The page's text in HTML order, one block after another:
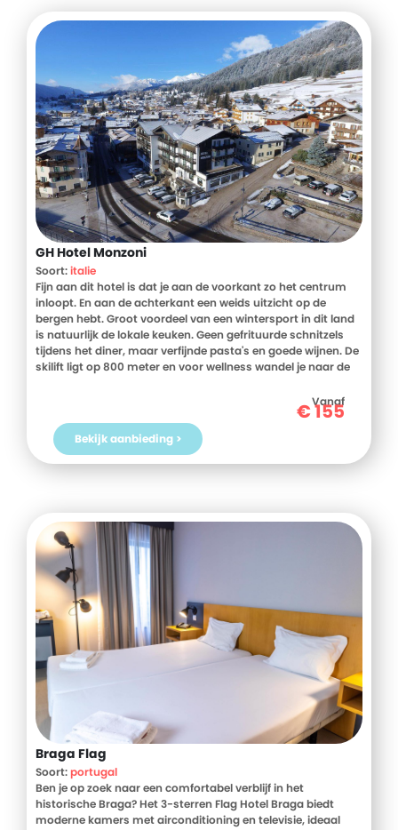
GH Hotel Monzoni
Soort:italie
Fijn aan dit hotel is dat je aan de voorkant zo het centrum
inloopt. En aan de achterkant een weids uitzicht op de
bergen hebt. Groot voordeel van een wintersport in dit land
is natuurlijk de lokale keuken. Geen gefrituurde schnitzels
tijdens het diner, maar verfijnde pasta's en goede wijnen. De
skilift ligt op 800 meter en voor wellness wandel je naar de
Vanaf
€155
Bekijk aanbieding >
Braga Flag
Soort:portugal
Ben je op zoek naar een comfortabel verblijf in het
historische Braga? Het 3-sterren Flag Hotel Braga biedt
moderne kamers met airconditioning en televisie, ideaal